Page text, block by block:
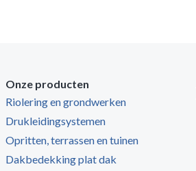
Onze producten
Riolering en grondwerken
Drukleidingsystemen
Opritten, terrassen en tuinen
Dakbedekking plat dak